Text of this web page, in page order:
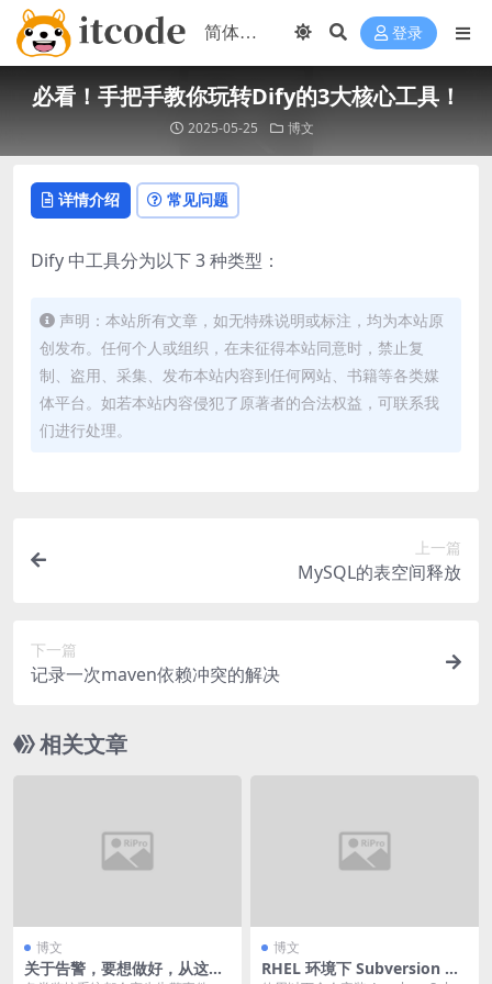
登录
必看！手把手教你玩转Dify的3大核心工具！
2025-05-25 博文
详情介绍 常见问题
Dify 中工具分为以下 3 种类型：
声明：本站所有文章，如无特殊说明或标注，均为本站原
创发布。任何个人或组织，在未征得本站同意时，禁止复
制、盗用、采集、发布本站内容到任何网站、书籍等各类媒
体平台。如若本站内容侵犯了原著者的合法权益，可联系我
们进行处理。
上一篇
MySQL的表空间释放
下一篇
记录一次maven依赖冲突的解决
相关文章
博文
关于告警，要想做好，从这些
博文
RHEL 环境下 Subversion 服